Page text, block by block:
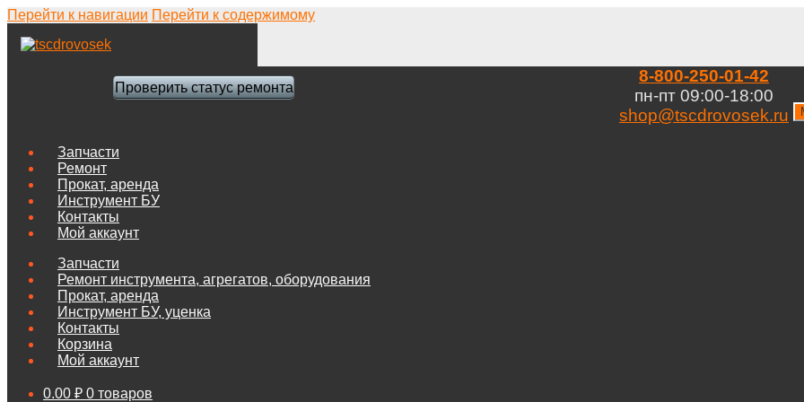
Перейти к навигации Перейти к содержимому
Проверить статус ремонта
8-800-250-01-42
пн-пт 09:00-18:00
shop@tscdrovosek.ru
Запчасти
Ремонт
Прокат, аренда
Инструмент БУ
Контакты
Мой аккаунт
Запчасти
Ремонт инструмента, агрегатов, оборудования
Прокат, аренда
Инструмент БУ, уценка
Контакты
Корзина
Мой аккаунт
0.00 ₽ 0 товаров